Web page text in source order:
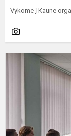
Vykome į Kaune